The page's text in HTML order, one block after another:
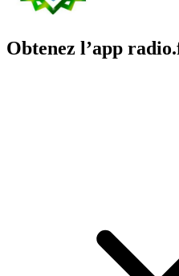
Obtenez l’app